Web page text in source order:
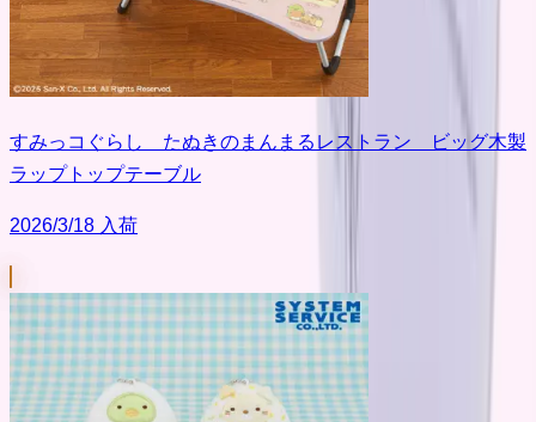
すみっコぐらし たぬきのまんまるレストラン ビッグ木製
ラップトップテーブル
2026/3/18 入荷